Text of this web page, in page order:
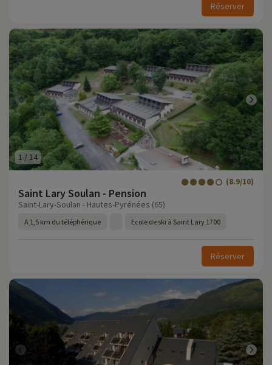
Réserver
1 /14
Saint Lary Soulan - Pension
(8.9/10)
Saint-Lary-Soulan - Hautes-Pyrénées (65)
A 1,5 km du téléphérique Ecole de ski à Saint Lary 1700
Réserver